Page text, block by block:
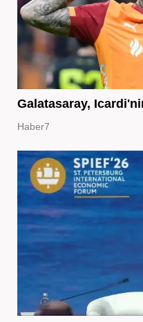
Galatasaray,
Haber7